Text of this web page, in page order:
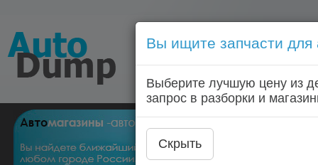
Голосовой запрос
Главная
Вы ищите запчасти для
Выберите лучшую цену из
запрос в разборки и
Скрыть